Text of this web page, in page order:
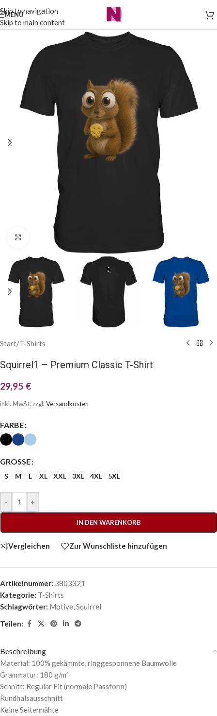
Skip to navigation
Skip to main content
MENÜ
Klick zum Vergrößern
Start/T-Shirts
Squirrel1 – Premium Classic T-Shirt
29,95 €
inkl. MwSt. zzgl. Versandkosten
FARBE
GRÖSSE
S M L XL XXL 3XL 4XL 5XL
- +
IN DEN WARENKORB
Vergleichen Zur Wunschliste hinzufügen
Artikelnummer: 3803321
Kategorie: T-Shirts
Schlagwörter: Motive,Squirrel
Teilen:
Beschreibung
Material: 100% gekämmte, ringgesponnene Baumwolle
Grammatur: 180 g/m²
Schnitt: Regular Fit (normale Passform)
Rundhalsausschnitt
Keine Seitennähte